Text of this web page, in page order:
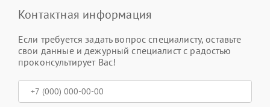
Контактная информация
Если требуется задать вопрос специалисту, оставьте
свои данные и дежурный специалист с радостью
проконсультирует Вас!